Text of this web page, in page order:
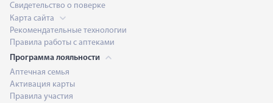
Свидетельство о поверке
Карта сайта
Рекомендательные технологии
Правила работы с аптеками
Программа лояльности
Аптечная семья
Активация карты
Правила участия